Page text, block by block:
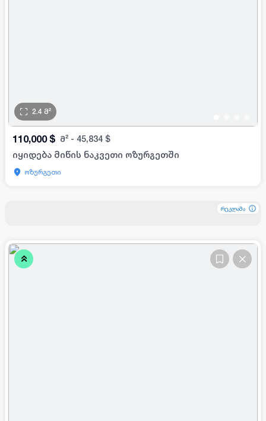
2.4 მ²
110,000 $ მ² - 45,834 $
იყიდება მიწის ნაკვეთი ოზურგეთში
ოზურგეთი
რეკლამა
რეკლამა
რეკლამა